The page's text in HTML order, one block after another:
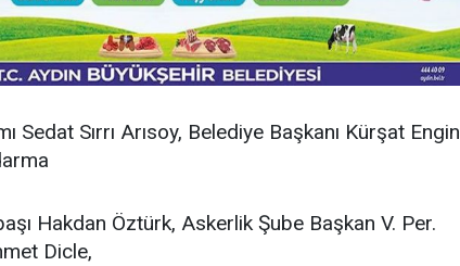
Sedat Sırrı Arısoy, Belediye Başkanı Kürşat Engin
Hakdan Öztürk, Askerlik Şube Başkan V. Per.
Dicle,